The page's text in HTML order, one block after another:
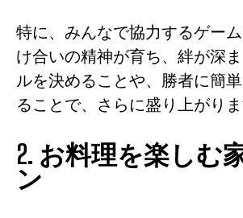
特に、みんなで協力するゲー
け合いの精神が育ち、絆が深
ルを決めることや、勝者に簡
ることで、さらに盛り上がりま
2. お料理を楽しむ
ン